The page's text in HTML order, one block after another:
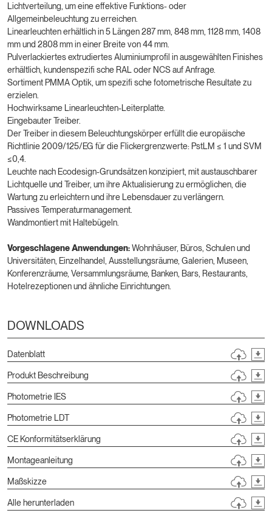
Lichtverteilung, um eine effektive Funktions- oder
Allgemeinbeleuchtung zu erreichen.
Linearleuchten erhältlich in 5 Längen 287 mm, 848 mm, 1128 mm, 1408
mm und 2808 mm in einer Breite von 44 mm.
Pulverlackiertes extrudiertes Aluminiumprofil in ausgewählten Finishes
erhältlich, kundenspezifi sche RAL oder NCS auf Anfrage.
Sortiment PMMA Optik, um spezifi sche fotometrische Resultate zu
erzielen.
Hochwirksame Linearleuchten-Leiterplatte.
Eingebauter Treiber.
Der Treiber in diesem Beleuchtungskörper erfüllt die europäische
Richtlinie 2009/125/EG für die Flickergrenzwerte: PstLM ≤ 1 und SVM
≤0,4.
Leuchte nach Ecodesign-Grundsätzen konzipiert, mit austauschbarer
Lichtquelle und Treiber, um ihre Aktualisierung zu ermöglichen, die
Wartung zu erleichtern und ihre Lebensdauer zu verlängern.
Passives Temperaturmanagement.
Wandmontiert mit Haltebügeln.
Vorgeschlagene Anwendungen:Wohnhäuser, Büros, Schulen und
Universitäten, Einzelhandel, Ausstellungsräume, Galerien, Museen,
Konferenzräume, Versammlungsräume, Banken, Bars, Restaurants,
Hotelrezeptionen und ähnliche Einrichtungen.
DOWNLOADS
Datenblatt
Produkt Beschreibung
Photometrie IES
Photometrie LDT
CE Konformitätserklärung
Montageanleitung
Maßskizze
Alle herunterladen